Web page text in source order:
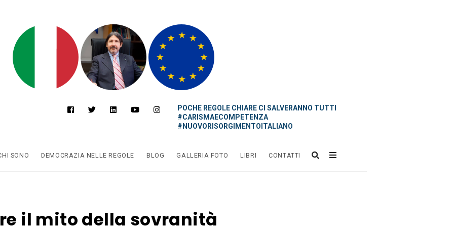
POCHE REGOLE CHIARE CI SALVERANNO TUTTI
#CARISMAECOMPETENZA
#NUOVORISORGIMENTOITALIANO
SONO DEMOCRAZIA NELLE REGOLE BLOG GALLERIA FOTO LIBRI CONTATTI
il mito della sovranità